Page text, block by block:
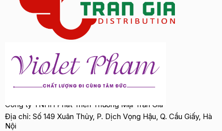
Công ty TNHH Phát Triển Thương Mại Trần Gia
Địa chỉ: Số 149 Xuân Thủy, P. Dịch Vọng Hậu, Q. Cầu Giấy, Hà
Nội